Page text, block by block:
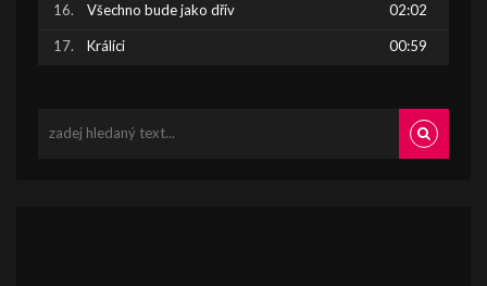
Všechno bude jako dřív 02:02
Králíci 00:59